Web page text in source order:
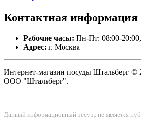
Контактная информация
Рабочие часы: Пн-Пт: 08:00-
Адрес: г. Москва
Интернет-магазин посуды Штальберг ©
ООО "Штальберг".
Данный информационный ресурс не является